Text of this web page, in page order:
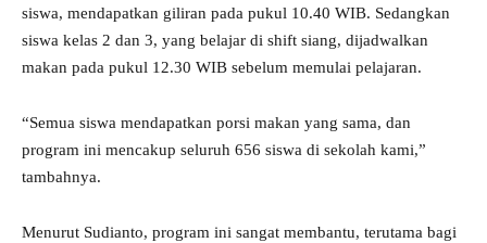
siswa, mendapatkan giliran pada pukul 10.40 WIB. Sedangkan
siswa kelas 2 dan 3, yang belajar di shift siang, dijadwalkan
makan pada pukul 12.30 WIB sebelum memulai pelajaran.
“Semua siswa mendapatkan porsi makan yang sama, dan
program ini mencakup seluruh 656 siswa di sekolah kami,”
tambahnya.
Menurut Sudianto, program ini sangat membantu, terutama bagi